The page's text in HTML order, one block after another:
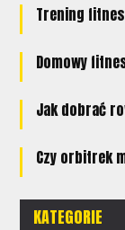
Trening
Domowy
Jak dobrać
Czy orbitrek
KATEGORIE